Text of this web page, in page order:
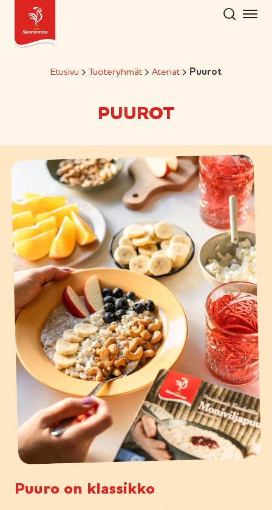
Hyppää
sisältöön
Etusivu Tuoteryhmät Ateriat Puurot
PUUROT
Puuro on klassikko